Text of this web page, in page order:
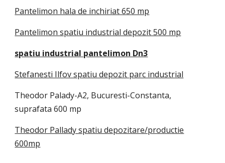
Pantelimon hala de inchiriat 650 mp
Pantelimon spatiu industrial depozit 500 mp
spatiu industrial pantelimon Dn3
Stefanesti Ilfov spatiu depozit parc industrial
Theodor Palady-A2, Bucuresti-Constanta,
suprafata 600 mp
Theodor Pallady spatiu depozitare/productie
600mp